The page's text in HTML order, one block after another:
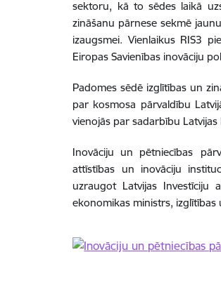
sektoru, kā to sēdes laikā
zināšanu pārnese sekmē
izaugsmei. Vienlaikus RIS3
Eiropas Savienības inovāciju
Padomes sēdē izglītības un
par kosmosa pārvaldību
vienojās par sadarbību
Inovāciju un pētniecības
attīstības un inovāciju
uzraugot Latvijas Investīciju
ekonomikas ministrs,